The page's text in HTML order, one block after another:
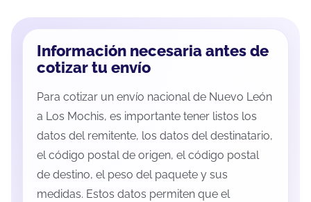
Información necesaria antes de
cotizar tu envío
Para cotizar un envío nacional de Nuevo León
a Los Mochis, es importante tener listos los
datos del remitente, los datos del destinatario,
el código postal de origen, el código postal
de destino, el peso del paquete y sus
medidas. Estos datos permiten que el